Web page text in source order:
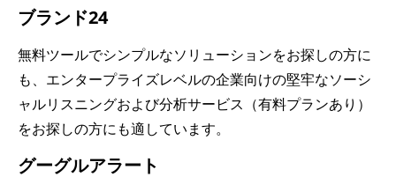
ブランド24
無料ツールでシンプルなソリューションをお探しの方に
も、エンタープライズレベルの企業向けの堅牢なソーシ
ャルリスニングおよび分析サービス（有料プランあり）
をお探しの方にも適しています。
グーグルアラート